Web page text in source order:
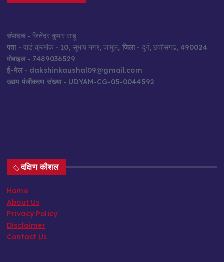
संपादक- जितेंद्र कुमार साहू
पता- वार्ड क्रमांक - 10, सुभाष नगर, जामुल, जिला- दुर्ग, छत्तीसगढ, 490024
मोबाइल- 7489036529
ई-मेल- dakshinkaushal09@gmail.com
उद्यम पंजीकरण संख्या- UDYAM-CG-05-0044592
दक्षिण कौशल
Home
About Us
Privacy Policy
Disclaimer
Contact Us